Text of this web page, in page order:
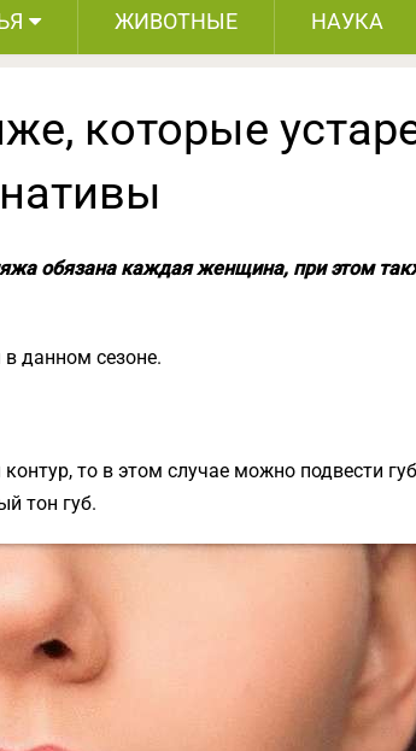
ЖИВОТНЫЕ НАУКА
которые
обязана каждая женщина, при этом
данном сезоне.
то в этом случае можно подвести
тон губ.